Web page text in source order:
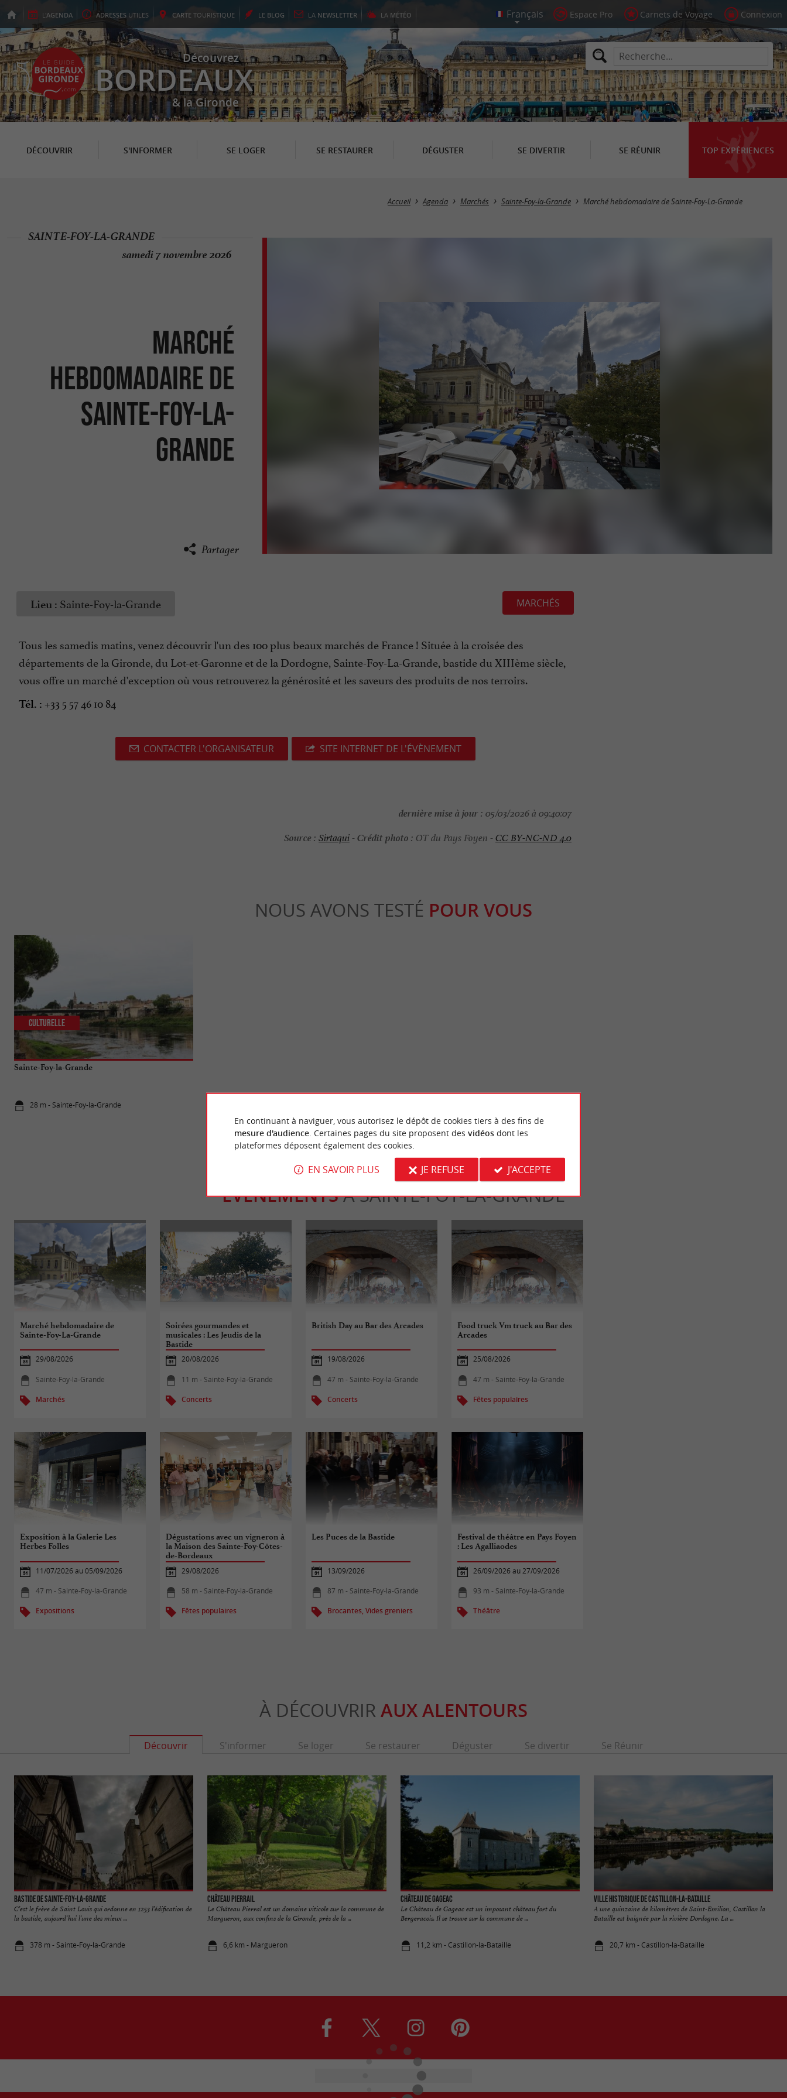
L'AGENDA ADRESSES UTILES CARTE TOURISTIQUE LE BLOG LA NEWSLETTER LA MÉTÉO Espace Pro Carnets de Voyage Connexion
Découvrez
BORDEAUX
& la Gironde
DÉCOUVRIR S'INFORMER SE LOGER SE RESTAURER DÉGUSTER SE DIVERTIR SE RÉUNIR TOP EXPÉRIENCES
Accueil Agenda Marchés Sainte-Foy-la-Grande Marché hebdomadaire de Sainte-Foy-La-Grande
Marché
hebdomadaire de
Sainte-Foy-La-
Grande
SAINTE-FOY-LA-GRANDE
samedi 7 novembre 2026
Partager
Lieu : Sainte-Foy-la-Grande MARCHÉS
Tous les samedis matins, venez découvrir l'un des 100 plus beaux marchés de France ! Située à la croisée des
départements de la Gironde, du Lot-et-Garonne et de la Dordogne, Sainte-Foy-La-Grande, bastide du XIIIème siècle,
vous offre un marché d'exception où vous retrouverez la générosité et les saveurs des produits de nos terroirs.
Tél. : +33 5 57 46 10 84
CONTACTER L'ORGANISATEUR SITE INTERNET DE L'ÉVÈNEMENT
dernière mise à jour : 05/03/2026 à 09:40:07
Source : Sirtaqui-Crédit photo : OT du Pays Foyen -CC BY-NC-ND 4.0
NOUS AVONS TESTÉ POUR VOUS
Sainte-Foy-la-Grande
28 m - Sainte-Foy-la-Grande
Culturelle
ÉVÈNEMENTSÀ SAINTE-FOY-LA-GRANDE
Marché hebdomadaire de
Sainte-Foy-La-Grande
29/08/2026
Sainte-Foy-la-Grande
Marchés
Soirées gourmandes et
musicales : Les Jeudis de la
Bastide
20/08/2026
11 m - Sainte-Foy-la-Grande
Concerts
British Day au Bar des Arcades
19/08/2026
47 m - Sainte-Foy-la-Grande
Concerts
Food truck Vm truck au Bar des
Arcades
25/08/2026
47 m - Sainte-Foy-la-Grande
Fêtes populaires
Exposition à la Galerie Les
Herbes Folles
11/07/2026 au 05/09/2026
47 m - Sainte-Foy-la-Grande
Expositions
Dégustations avec un vigneron à
la Maison des Sainte-Foy-Côtes-
de-Bordeaux
29/08/2026
58 m - Sainte-Foy-la-Grande
Fêtes populaires
Les Puces de la Bastide
13/09/2026
87 m - Sainte-Foy-la-Grande
Brocantes, Vides greniers
Festival de théâtre en Pays Foyen
: Les Agalliaodes
26/09/2026 au 27/09/2026
93 m - Sainte-Foy-la-Grande
Théâtre
À DÉCOUVRIR AUX ALENTOURS
Découvrir S'informer Se loger Se restaurer Déguster Se divertir Se Réunir
Bastide de Sainte-Foy-la-Grande
C’est le frère de Saint Louis qui ordonne en 1253 l’édification de
la bastide, aujourd’hui l’une des mieux ...
378 m - Sainte-Foy-la-Grande
Château Pierrail
Le Château Pierral est un domaine viticole sur la commune de
Margueron, aux confins de la Gironde, près de la ...
6,6 km - Margueron
Château de Gageac
Le Château de Gageac est un imposant château fort du
Bergeracois. Il se trouve sur la commune de ...
11,2 km - Castillon-la-Bataille
Ville historique de Castillon-la-Bataille
A une quinzaine de kilomètres de Saint-Emilion, Castillon la
Bataille est baignée par la rivière Dordogne. La ...
20,7 km - Castillon-la-Bataille
En continuant à naviguer, vous autorisez le dépôt de cookies tiers à des fins de
mesure d'audience. Certaines pages du site proposent des vidéosdont les
plateformes déposent également des cookies.
EN SAVOIR PLUS JE REFUSE J'ACCEPTE